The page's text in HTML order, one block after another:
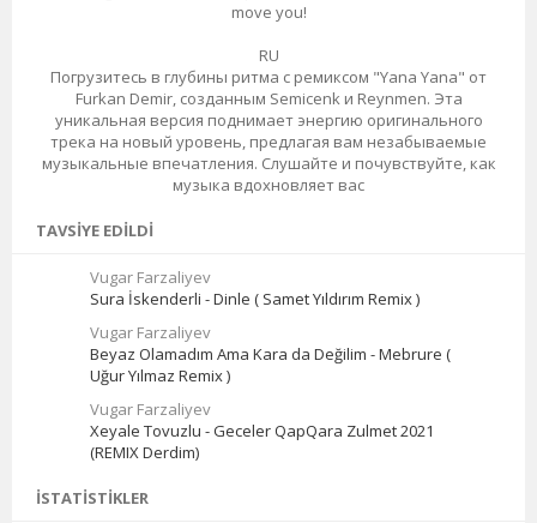
move you!
RU
Погрузитесь в глубины ритма с ремиксом "Yana Yana" от
Furkan Demir, созданным Semicenk и Reynmen. Эта
уникальная версия поднимает энергию оригинального
трека на новый уровень, предлагая вам незабываемые
музыкальные впечатления. Слушайте и почувствуйте, как
музыка вдохновляет вас
TAVSIYE EDILDI
Vugar Farzaliyev
Sura İskenderli - Dinle ( Samet Yıldırım Remix )
Vugar Farzaliyev
Beyaz Olamadım Ama Kara da Değilim - Mebrure (
Uğur Yılmaz Remix )
Vugar Farzaliyev
Xeyale Tovuzlu - Geceler QapQara Zulmet 2021
(REMIX Derdim)
İSTATISTIKLER